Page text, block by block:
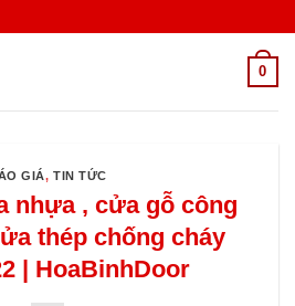
0
GIÁ,TIN TỨC
nhựa , cửa gỗ công
thép chống cháy
| HoaBinhDoor